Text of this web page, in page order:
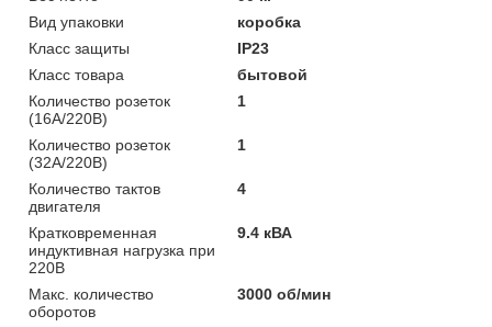
Вид упаковки
коробка
Класс защиты
IP23
Класс товара
бытовой
Количество розеток
(16А/220В)
1
Количество розеток
(32А/220В)
1
Количество тактов
двигателя
4
Кратковременная
индуктивная нагрузка при
220В
9.4 кВА
Макс. количество
оборотов
3000 об/мин